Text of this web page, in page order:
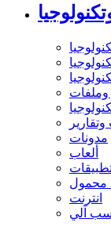
وملفات
مدونات
ألعاب
محمول
انترنت
آلي